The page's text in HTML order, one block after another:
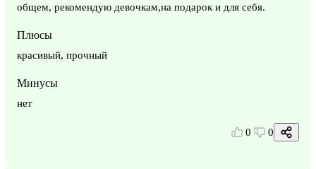
общем, рекомендую девочкам,на подарок и для себя.
Плюсы
красивый, прочный
Минусы
нет
0 0